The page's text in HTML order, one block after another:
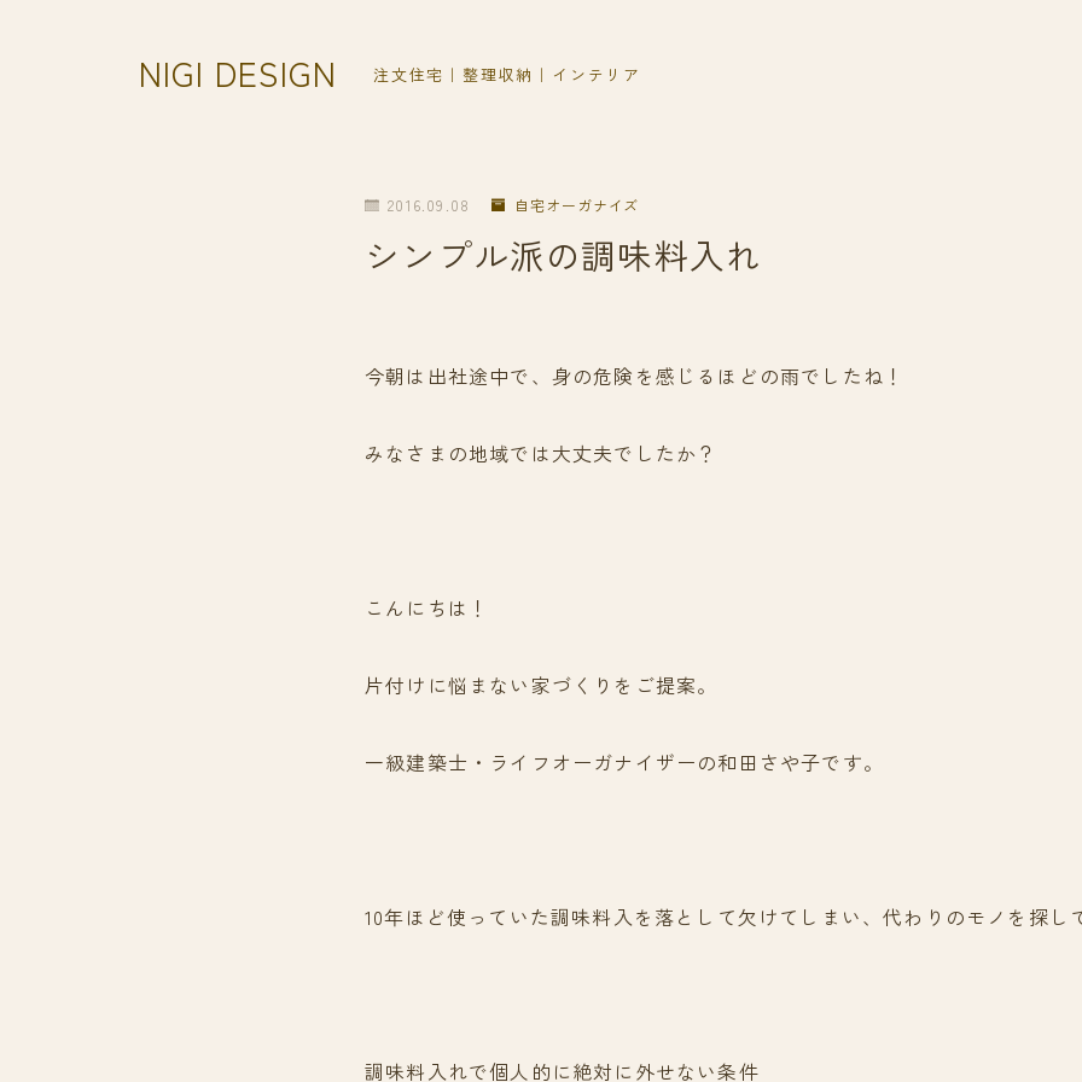
NIGI DESIGN 注文住宅｜整理収納｜インテリア
2016.09.08 自宅オーガナイズ
シンプル派の調味料入れ
今朝は出社途中で、身の危険を感じるほどの雨でしたね！
みなさまの地域では大丈夫でしたか？
こんにちは！
片付けに悩まない家づくりをご提案。
一級建築士・ライフオーガナイザーの和田さや子です。
10年ほど使っていた調味料入を落として欠けてしまい、代わりのモノを探し
調味料入れで個人的に絶対に外せない条件